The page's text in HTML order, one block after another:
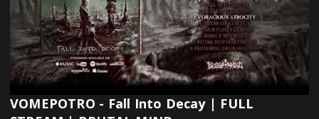
VOMEPOTRO - Fall Into Decay | FULL